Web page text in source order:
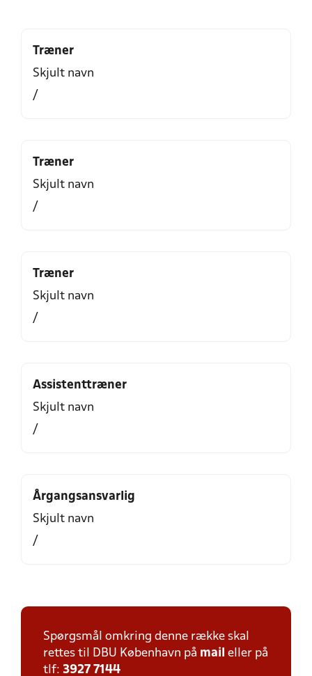
Træner
Skjult navn
/
Træner
Skjult navn
/
Træner
Skjult navn
/
Assistenttræner
Skjult navn
/
Årgangsansvarlig
Skjult navn
/
Spørgsmål omkring denne række skal
rettes til DBU København på mail eller på
tlf: 3927 7144